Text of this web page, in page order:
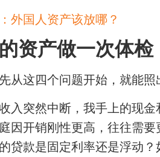
外国人资产该放哪？
资产做一次体
从这四个问题开始，就能照
入突然中断，我手上的现
因开销刚性更高，往往需要
贷款是固定利率还是浮动